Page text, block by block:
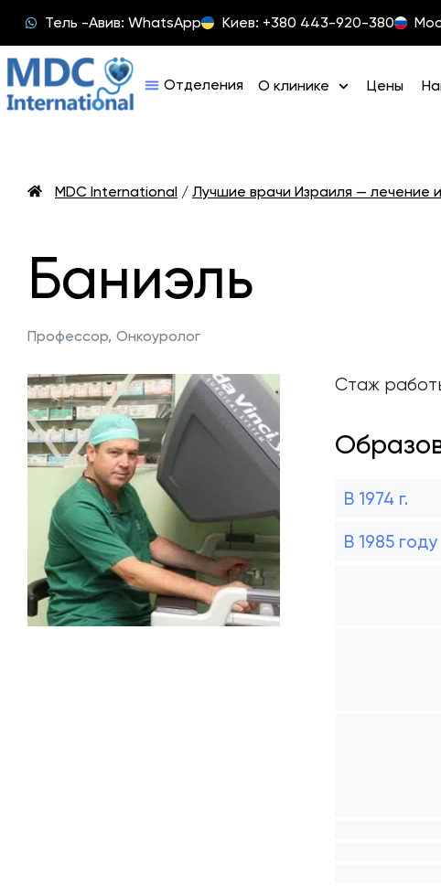
Тель -Авив: WhatsApp Киев: +380 443-920-380
О клинике Цены
MDC International / Лучшие врачи Израиля — лечение
Баниэль
Профессор, Онкоуролог
Стаж
В 1974 г.
В 1985 году